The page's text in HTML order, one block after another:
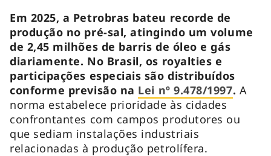
Em 2025, a Petrobras bateu recorde de
produção no pré-sal, atingindo um volume
de 2,45 milhões de barris de óleo e gás
diariamente. No Brasil, os royalties e
participações especiais são distribuídos
conforme previsão na Lei nº 9.478/1997. A
norma estabelece prioridade às cidades
confrontantes com campos produtores ou
que sediam instalações industriais
relacionadas à produção petrolífera.